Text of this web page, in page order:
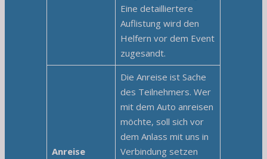
Eine detailliertere
Auflistung wird den
Helfern vor dem Event
zugesandt.
Anreise
Die Anreise ist Sache
des Teilnehmers. Wer
mit dem Auto anreisen
möchte, soll sich vor
dem Anlass mit uns in
Verbindung setzen